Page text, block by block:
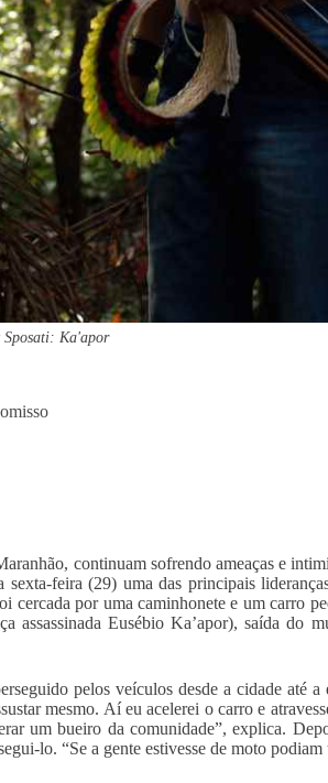
Sposati: Ka'apor
continuam sofrendo ameaças e
feira (29) uma das principais
cercada por uma caminhonete e um carro
assassinada Eusébio Ka’apor), saída do
pelos veículos desde a cidade até a
mesmo. Aí eu acelerei o carro e
um bueiro da comunidade”, explica.
lo. “Se a gente estivesse de moto podiam